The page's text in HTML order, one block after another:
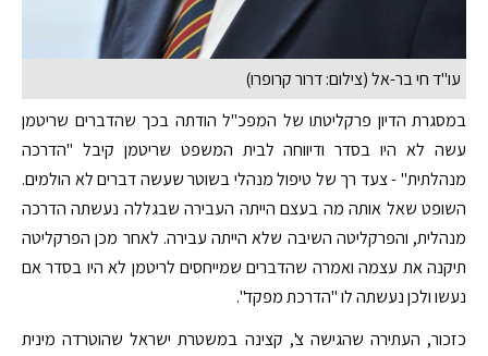
עו"ד חי בר-אל (צילום: דרור קרופרו)
במסגרת הדיון פרקליטתו של המפכ"ל הודתה בכך שהדברים שריטמן
עשה לא היו בסדר ודיווחה לבית המשפט שריטמן קיבל "הדרכה
מנהלתית" - צעד רך של טיפול מנהלי בשוטר שעשה דברים לא הולמים.
השופט שאל אותה מה בעצם הייתה העבירה שבגללה נעשתה הדרכה
מנהלית, והפרקליטה השיבה שלא הייתה עבירה. לאחר מכן הפרקליטה
תיקנה את עצמה ואמרה שהדברים שמייחסים לריטמן לא היו בסדר אם
נעשו ולכן נעשתה לו "הדרכת מפקד".
כזכור, העתירה שהגישה צ', קצינה במשטרת ישראל שהוטרדה מינית